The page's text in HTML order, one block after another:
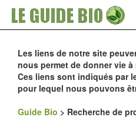
Les liens de notre site
nous permet de donner vie
Ces liens sont indiqués par
pour lequel nous pouvons
Guide Bio > Recherche de